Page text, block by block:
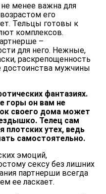
менее важна для
его
Тельцы готовы к
комплексов.
–
для него. Нежные,
раскрепощенность
достоинства мужчины
фантазиях.
горы он вам не
своего дома может
Телец сам
плотских утех, ведь
самостоятельно.
эмоций,
сексу без лишних
партнерши всегда
ее ласкает.